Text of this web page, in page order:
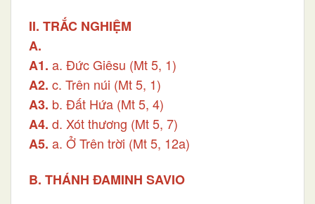
II. TRẮC NGHIỆM
A.
A1. a. Đức Giêsu (Mt 5, 1)
A2. c. Trên núi (Mt 5, 1)
A3. b. Đất Hứa (Mt 5, 4)
A4. d. Xót thương (Mt 5, 7)
A5. a. Ở Trên trời (Mt 5, 12a)
B. THÁNH ĐAMINH SAVIO